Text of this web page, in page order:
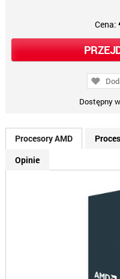
Cena:
Dostępny
Procesory AMD
Opinie